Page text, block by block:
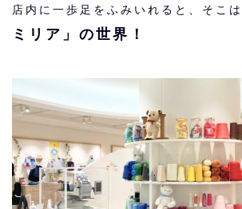
店内に一歩足をふみいれると、そこは
ミリア」の世界！